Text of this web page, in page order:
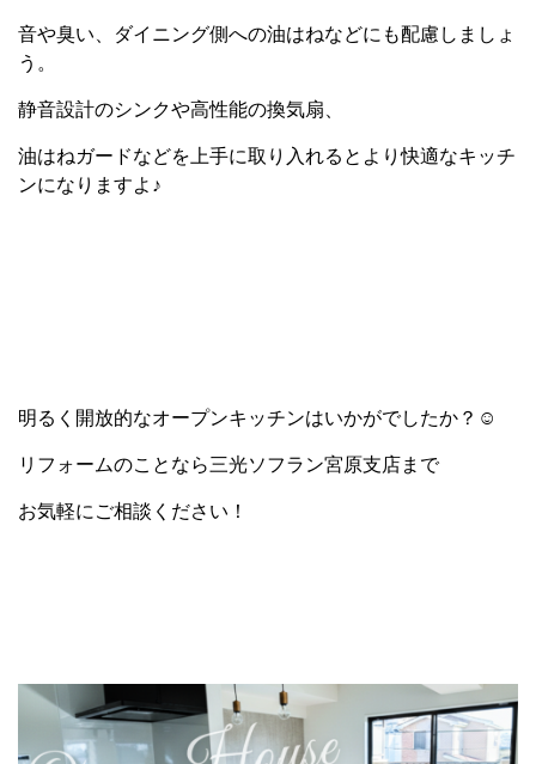
音や臭い、ダイニング側への油はねなどにも配慮しましょ
う。
静音設計のシンクや高性能の換気扇、
油はねガードなどを上手に取り入れるとより快適なキッチ
ンになりますよ♪
明るく開放的なオープンキッチンはいかがでしたか？☺
リフォームのことなら三光ソフラン宮原支店まで
お気軽にご相談ください！